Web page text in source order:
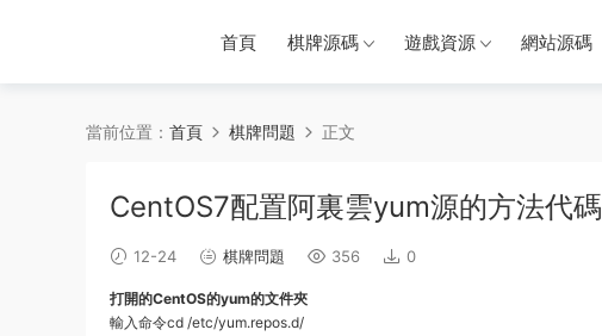
首頁 棋牌源碼 遊戲資源 網站源碼
當前位置： 首頁 棋牌問題 正文
CentOS7配置阿裏雲yum源的方法代碼
12-24 棋牌問題 356 0
打開的CentOS的yum的文件夾
輸入命令cd /etc/yum.repos.d/